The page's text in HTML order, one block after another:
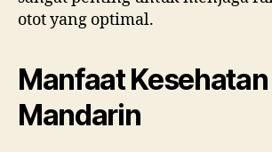
otot yang optimal.
Manfaat
Mandarin